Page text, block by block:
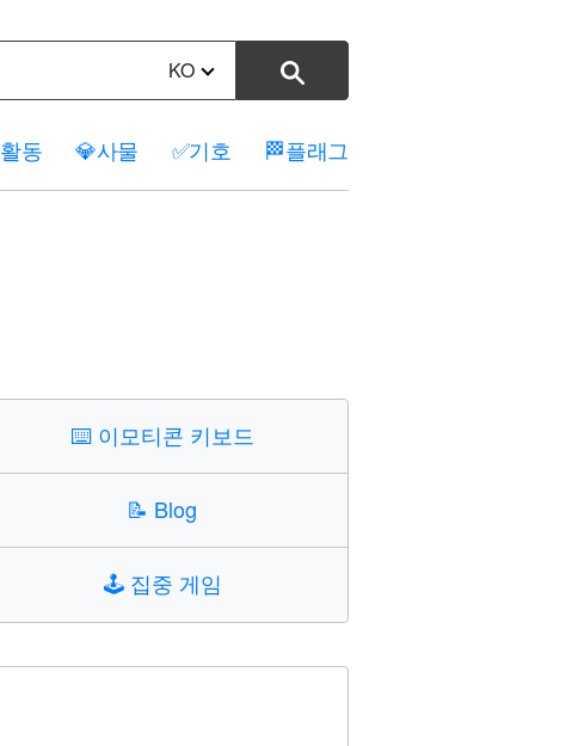
KO
활동 💎사물 ✅기호 🏁플래그
⌨️ 이모티콘 키보드
📝 Blog
🕹️ 집중 게임